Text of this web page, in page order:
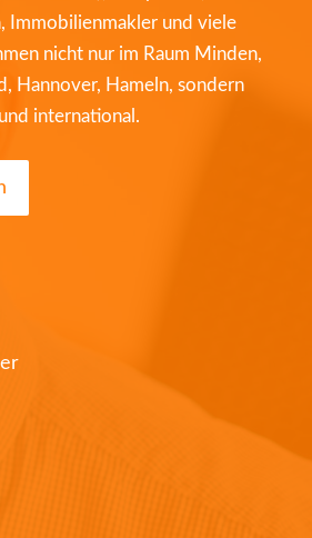
Immobilienmakler und viele
nicht nur im Raum Minden,
Hannover, Hameln, sondern
international.